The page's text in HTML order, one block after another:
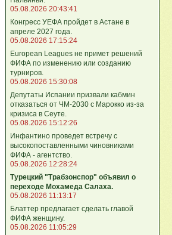
05.08.2026 20:43:41
Конгресс УЕФА пройдет в Астане в
апреле 2027 года.
05.08.2026 17:15:24
European Leagues не примет решений
ФИФА по изменению или созданию
турниров.
05.08.2026 15:30:08
Депутаты Испании призвали кабмин
отказаться от ЧМ-2030 с Марокко из-за
кризиса в Сеуте.
05.08.2026 15:12:26
Инфантино проведет встречу с
высокопоставленными чиновниками
ФИФА - агентство.
05.08.2026 12:28:24
Турецкий "Трабзонспор" объявил о
переходе Мохамеда Салаха.
05.08.2026 11:13:17
Блаттер предлагает сделать главой
ФИФА женщину.
05.08.2026 11:05:29